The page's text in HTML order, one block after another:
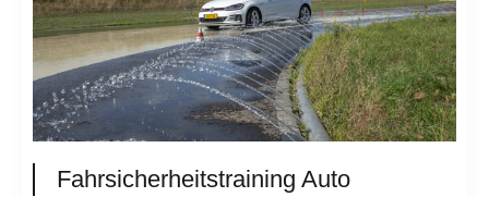
Fahrsicherheitstraining Auto